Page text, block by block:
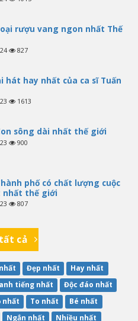
rượu vang ngon nhất Thế
827
hát hay nhất của ca sĩ Tuấn
1613
sông dài nhất thế giới
900
phố có chất lượng cuộc
nhất thế giới
807
cả
Đẹp nhất
Hay nhất
tiếng nhất
Độc đáo nhất
nhất To nhất
Bé nhất
Ngắn nhất
Nhiều nhất